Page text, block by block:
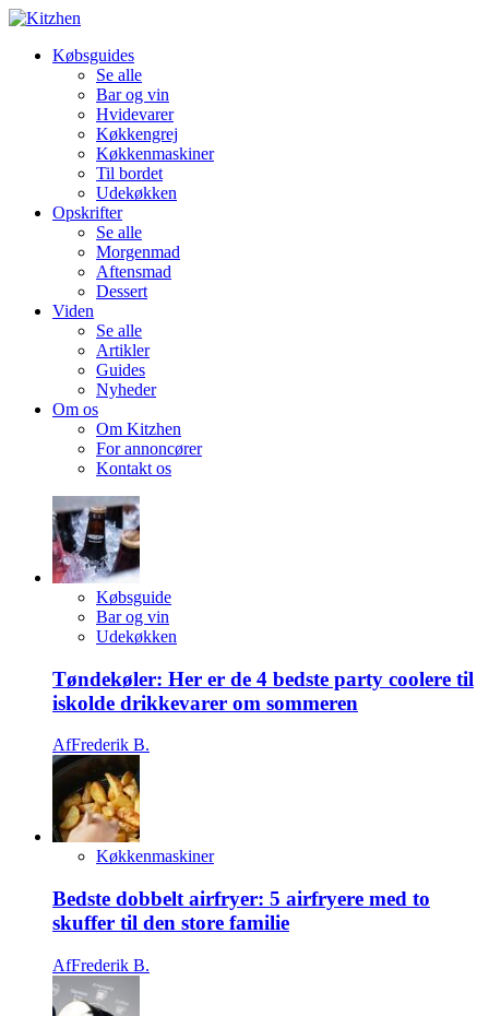
Købsguides
Se alle
Bar og vin
Hvidevarer
Køkkengrej
Køkkenmaskiner
Til bordet
Udekøkken
Opskrifter
Se alle
Morgenmad
Aftensmad
Dessert
Viden
Se alle
Artikler
Guides
Nyheder
Om os
Om Kitzhen
For annoncører
Kontakt os
Købsguide
Bar og vin
Udekøkken
Tøndekøler: Her er de 4 bedste party coolere til
iskolde drikkevarer om sommeren
AfFrederik B.
Køkkenmaskiner
Bedste dobbelt airfryer: 5 airfryere med to
skuffer til den store familie
AfFrederik B.